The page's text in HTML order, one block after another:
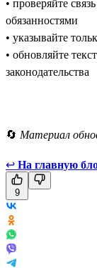
• проверяйте
обязанностями
• указывайте
• обновляйте
законодательства
🔄 Материал
↩ На главную
9